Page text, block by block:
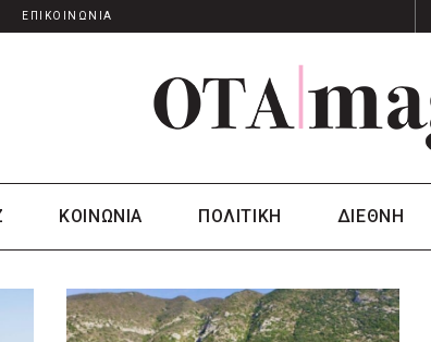
ΕΠΙΚΟΙΝΩΝΙΑ
ΚΟΙΝΩΝΙΑ ΠΟΛΙΤΙΚΗ ΔΙΕΘΝΗ